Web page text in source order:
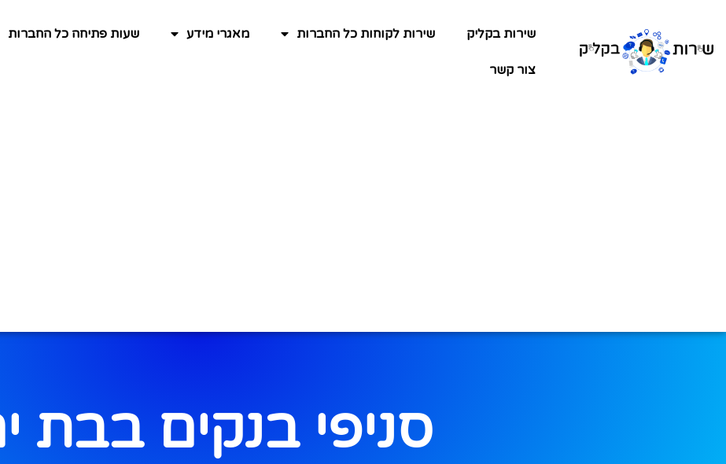
שירות בקליק שירות לקוחות כל החברות מאגרי מידע שעות פתיחה כל החברות
צור קשר
סניפי בנקים בבת